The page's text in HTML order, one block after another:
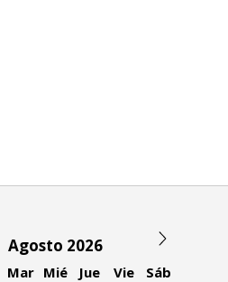
Agosto 2026
Mar Mié Jue Vie
Sáb